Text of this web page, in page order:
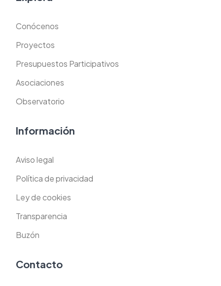
Conócenos
Proyectos
Presupuestos Participativos
Asociaciones
Observatorio
Información
Aviso legal
Política de privacidad
Ley de cookies
Transparencia
Buzón
Contacto